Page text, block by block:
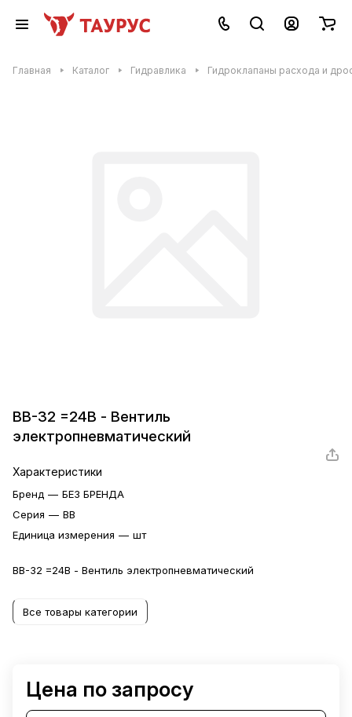
Главная Каталог Гидравлика Гидроклапаны расхода и
ВВ-32 =24В - Вентиль
электропневматический
Характеристики
Бренд — БЕЗ БРЕНДА
Серия — ВВ
Единица измерения — шт
ВВ-32 =24В - Вентиль электропневматический
Все товары категории
Цена по запросу